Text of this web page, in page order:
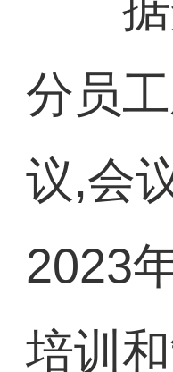
分员
议,会
2023
培训